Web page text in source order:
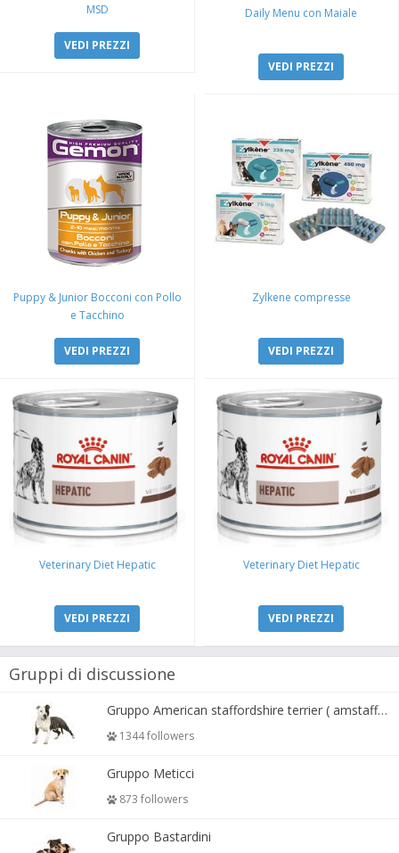
MSD
VEDI PREZZI
Daily Menu con Maiale
VEDI PREZZI
Puppy & Junior Bocconi con Pollo
e Tacchino
VEDI PREZZI
Zylkene compresse
VEDI PREZZI
Veterinary Diet Hepatic
VEDI PREZZI
Veterinary Diet Hepatic
VEDI PREZZI
Gruppi di discussione
Gruppo American staffordshire terrier ( amstaff, amastaff )
1344 followers
Gruppo Meticci
873 followers
Gruppo Bastardini